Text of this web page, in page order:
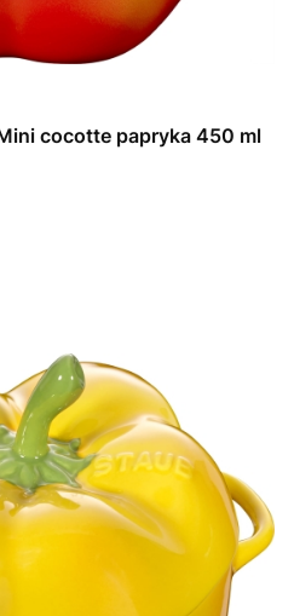
cocotte papryka 450 ml